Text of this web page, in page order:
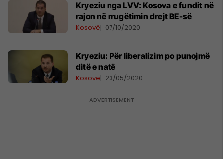
Kryeziu nga LVV: Kosova e fundit në
rajon në rrugëtimin drejt BE-së
Kosovë 07/10/2020
Kryeziu: Për liberalizim po punojmë
ditë e natë
Kosovë 23/05/2020